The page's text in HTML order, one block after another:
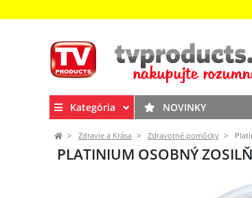
Kategória NOVINKY
Zdravie a Krása Zdravotné pomôcky
PLATINIUM OSOBNÝ